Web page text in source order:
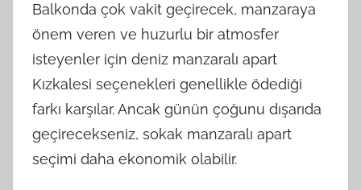
Balkonda çok vakit geçirecek, manzaraya
önem veren ve huzurlu bir atmosfer
isteyenler için deniz manzaralı apart
Kızkalesi seçenekleri genellikle ödediği
farkı karşılar. Ancak günün çoğunu dışarıda
geçirecekseniz, sokak manzaralı apart
seçimi daha ekonomik olabilir.